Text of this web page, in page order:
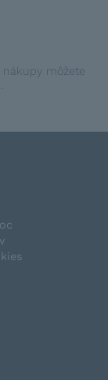
nákupy môžete